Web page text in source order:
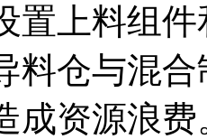
置上料组
料仓与混
成资源浪费